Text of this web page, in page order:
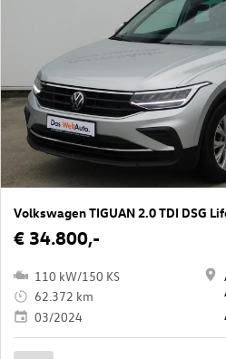
Volkswagen TIGUAN 2.0 TDI DSG
€ 34.800,-
110 kW/150 KS
62.372 km
03/2024